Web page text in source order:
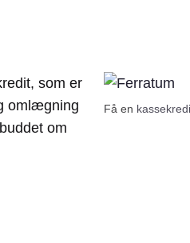
Få en
som er
omlægning
om